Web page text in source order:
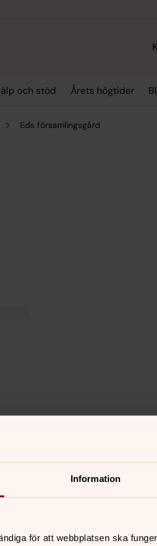
Information
för att webbplatsen ska
och stöd Årets högtider
Eds församlingsgård